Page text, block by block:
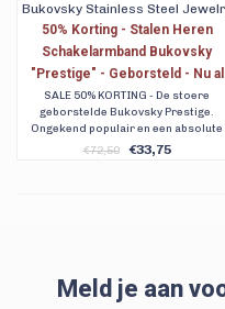
Bukovsky Stainless Steel
50% Korting - Stalen Heren
Schakelarmband Bukovsky
"Prestige" - Geborsteld - Nu al
vanaf € 33,75
SALE 50% KORTING - De stoere
geborstelde Bukovsky Prestige.
Ongekend populair en een absolute
Musthave. Een prachtige en tijdloze
€72,50 €33,75
Meld je aan